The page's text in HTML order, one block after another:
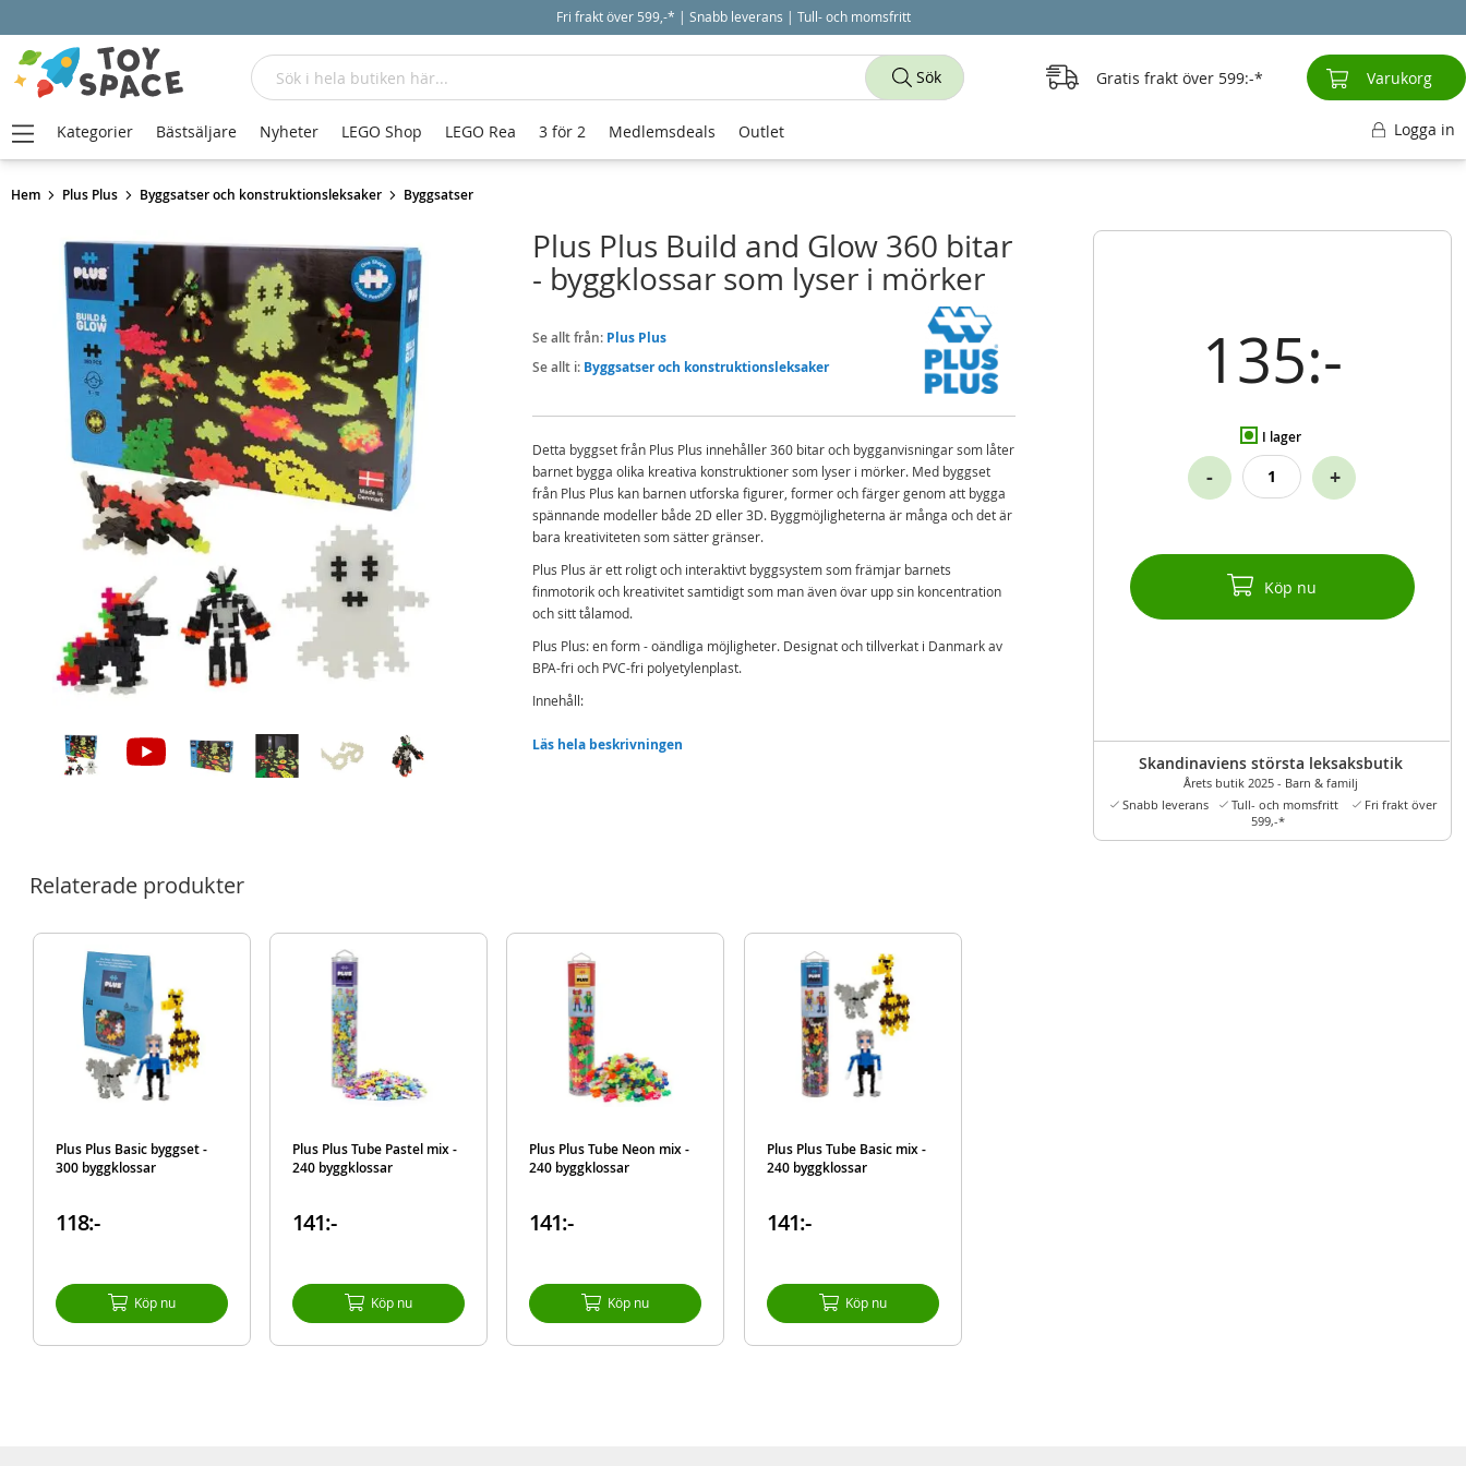
Fri frakt över 599,-* | Snabb leverans | Tull- och momsfritt
Hem Plus Plus Byggsatser och konstruktionsleksaker Byggsatser
135:-
I lager
- +
Köp nu
Skandinaviens största leksaksbutik
Årets butik 2025 - Barn & familj
Snabb leverans
Tull- och momsfritt
Fri frakt över
599,-*
Plus Plus Build and Glow 360 bitar
- byggklossar som lyser i mörker
Se allt från: Plus Plus
Se allt i: Byggsatser och konstruktionsleksaker
Detta byggset från Plus Plus innehåller 360 bitar och bygganvisningar som låter
barnet bygga olika kreativa konstruktioner som lyser i mörker. Med byggset
från Plus Plus kan barnen utforska figurer, former och färger genom att bygga
spännande modeller både 2D eller 3D. Byggmöjligheterna är många och det är
bara kreativiteten som sätter gränser.
Plus Plus är ett roligt och interaktivt byggsystem som främjar barnets
finmotorik och kreativitet samtidigt som man även övar upp sin koncentration
och sitt tålamod.
Plus Plus: en form - oändliga möjligheter. Designat och tillverkat i Danmark av
BPA-fri och PVC-fri polyetylenplast.
Innehåll:
5710409104333
Varumärke Plus Plus
Aktuellt Bästsäljare
Läs hela beskrivningen
Relaterade produkter
Plus Plus Basic byggset -
300 byggklossar
118:-
Köp nu
Plus Plus Tube Pastel mix -
240 byggklossar
141:-
Köp nu
Plus Plus Tube Neon mix -
240 byggklossar
141:-
Köp nu
Plus Plus Tube Basic mix -
240 byggklossar
141:-
Köp nu
Sök
Sök Gratis frakt över 599:- Varukorg
Kategorier Bästsäljare Nyheter LEGO Shop LEGO Rea 3 för 2 Medlemsdeals Outlet Logga in